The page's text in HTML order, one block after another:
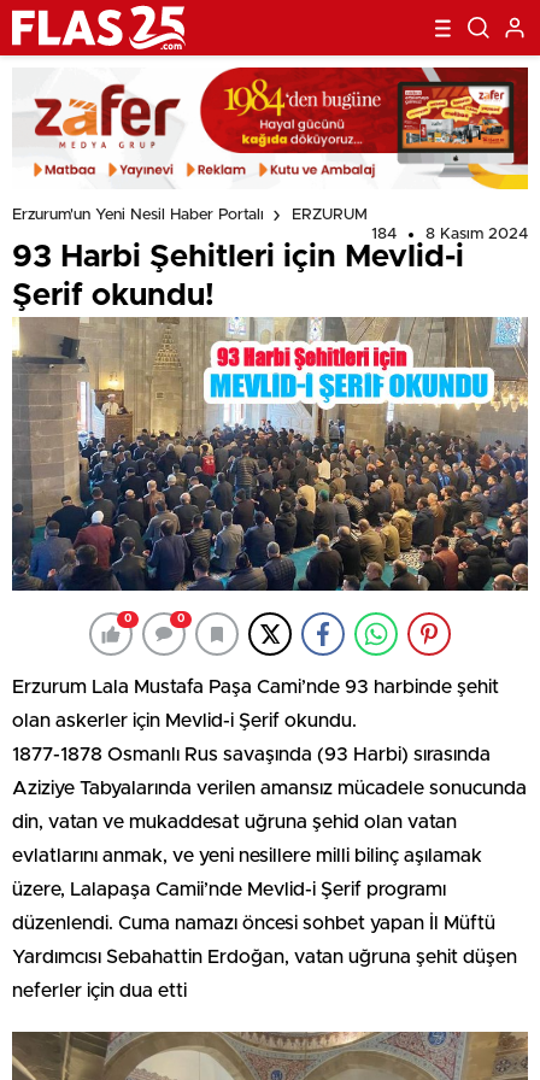
Erzurum'un Yeni Nesil Haber Portalı
ERZURUM
184
8 Kasım 2024
93 Harbi Şehitleri için Mevlid-i
Şerif okundu!
0 0
Erzurum Lala Mustafa Paşa Cami’nde 93 harbinde şehit
olan askerler için Mevlid-i Şerif okundu.
1877-1878 Osmanlı Rus savaşında (93 Harbi) sırasında
Aziziye Tabyalarında verilen amansız mücadele sonucunda
din, vatan ve mukaddesat uğruna şehid olan vatan
evlatlarını anmak, ve yeni nesillere milli bilinç aşılamak
üzere, Lalapaşa Camii’nde Mevlid-i Şerif programı
düzenlendi. Cuma namazı öncesi sohbet yapan İl Müftü
Yardımcısı Sebahattin Erdoğan, vatan uğruna şehit düşen
neferler için dua etti